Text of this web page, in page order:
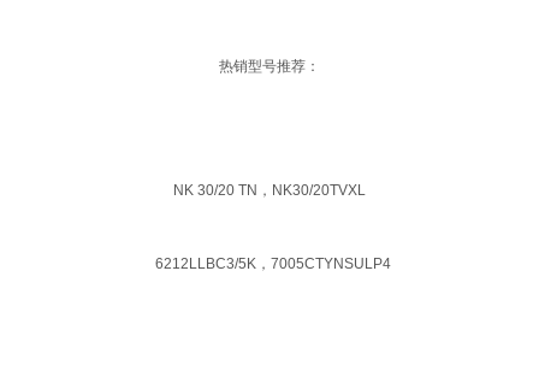
热销型号推荐：
NK 30/20 TN，NK30/20TVXL
6212LLBC3/5K，7005CTYNSULP4